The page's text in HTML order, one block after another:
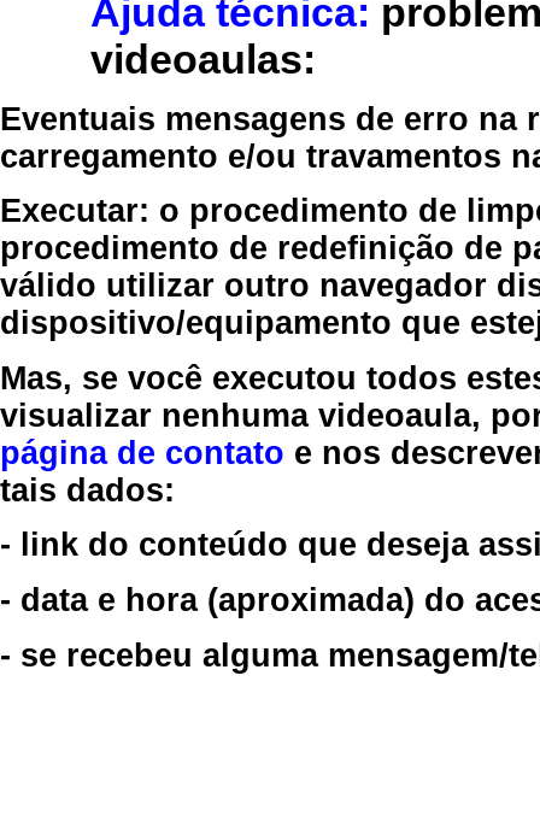
Ajuda técnica:
videoaulas:
Eventuais mensagens de erro
carregamento e/ou travamentos
Executar: o procedimento de
procedimento de redefinição de
válido utilizar outro navegador
dispositivo/equipamento que
Mas, se você executou todos
visualizar nenhuma videoaula,
página de contato e nos
tais dados:
- link do conteúdo que deseja
- data e hora (aproximada) do
- se recebeu alguma mensagem/